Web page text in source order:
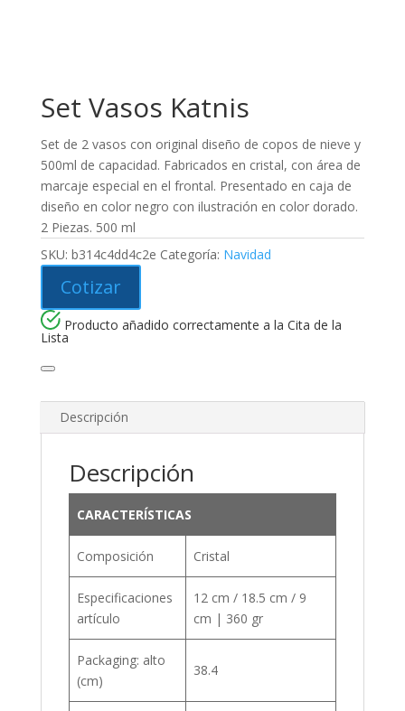
Set Vasos Katnis
Set de 2 vasos con original diseño de copos de nieve y
500ml de capacidad. Fabricados en cristal, con área de
marcaje especial en el frontal. Presentado en caja de
diseño en color negro con ilustración en color dorado.
2 Piezas. 500 ml
SKU: b314c4dd4c2e Categoría: Navidad
Cotizar
Producto añadido correctamente a la Cita de la
Lista
Descripción
Descripción
CARACTERÍSTICAS
Composición Cristal
Especificaciones
artículo
12 cm / 18.5 cm / 9
cm | 360 gr
Packaging: alto
(cm)
38.4